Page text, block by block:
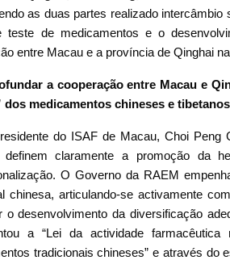
as duas partes realizado
teste de medicamentos e o
entre Macau e a província de Qinghai
a cooperação entre Macau e
dos medicamentos chineses e tibetanos
do ISAF de Macau, Choi Peng
definem claramente a promoção da
O Governo da RAEM
chinesa, articulando-se activamente
o desenvolvimento da diversificação
a “Lei da actividade
tradicionais chineses” e através do